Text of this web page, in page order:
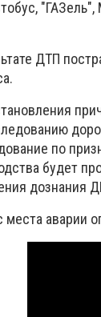
ДТП
по
будет
дознания
места аварии